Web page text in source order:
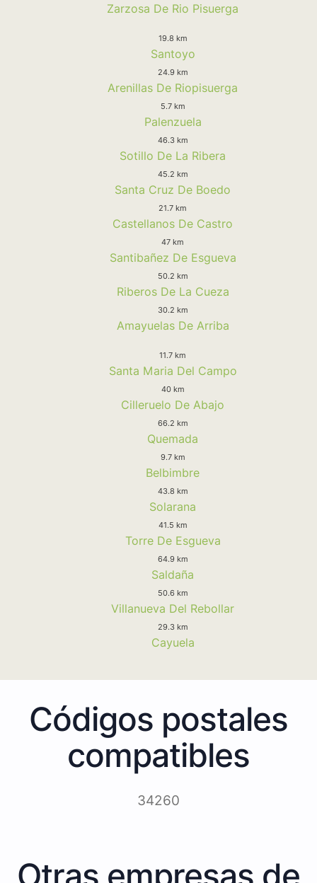
Zarzosa De Rio Pisuerga
19.8 km
Santoyo
24.9 km
Arenillas De Riopisuerga
5.7 km
Palenzuela
46.3 km
Sotillo De La Ribera
45.2 km
Santa Cruz De Boedo
21.7 km
Castellanos De Castro
47 km
Santibañez De Esgueva
50.2 km
Riberos De La Cueza
30.2 km
Amayuelas De Arriba
11.7 km
Santa Maria Del Campo
40 km
Cilleruelo De Abajo
66.2 km
Quemada
9.7 km
Belbimbre
43.8 km
Solarana
41.5 km
Torre De Esgueva
64.9 km
Saldaña
50.6 km
Villanueva Del Rebollar
29.3 km
Cayuela
Códigos postales
compatibles
34260
Otras empresas de